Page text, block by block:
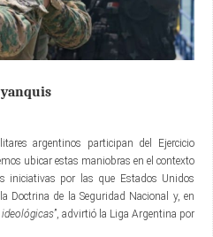
argentinos participan del Ejercicio
ubicar estas maniobras en el contexto
iniciativas por las que Estados Unidos
Doctrina de la Seguridad Nacional y, en
”, advirtió la Liga Argentina por